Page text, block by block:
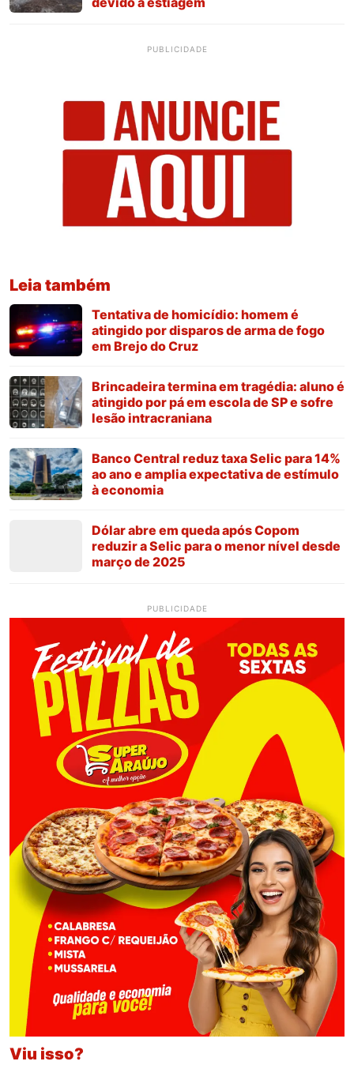
PUBLICIDADE
Leia também
Tentativa de homicídio: homem é
atingido por disparos de arma de fogo
em Brejo do Cruz
Brincadeira termina em tragédia: aluno é
atingido por pá em escola de SP e sofre
lesão intracraniana
Banco Central reduz taxa Selic para 14%
ao ano e amplia expectativa de estímulo
à economia
Dólar abre em queda após Copom
reduzir a Selic para o menor nível desde
março de 2025
PUBLICIDADE
Viu isso?